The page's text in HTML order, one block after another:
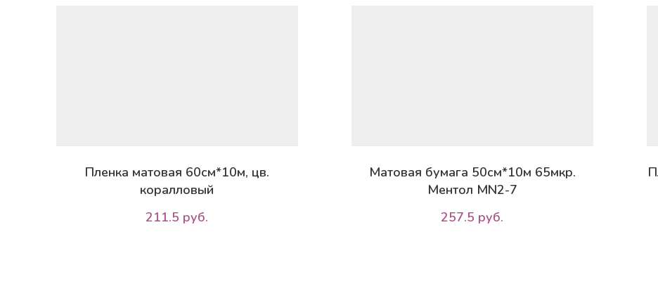
Пленка матовая 60см*10м, цв.
коралловый
211.5 руб.
Матовая бумага 50см*10м 65мкр.
Ментол MN2-7
257.5 руб.